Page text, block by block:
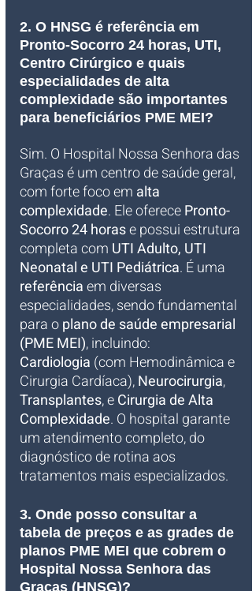
2. O HNSG é referência em
Pronto-Socorro 24 horas, UTI,
Centro Cirúrgico e quais
especialidades de alta
complexidade são importantes
para beneficiários PME MEI?
Sim. O Hospital Nossa Senhora das
Graças é um centro de saúde geral,
com forte foco em alta
complexidade. Ele oferece Pronto-
Socorro 24 horas e possui estrutura
completa com UTI Adulto, UTI
Neonatal e UTI Pediátrica. É uma
referência em diversas
especialidades, sendo fundamental
para o plano de saúde empresarial
(PME MEI), incluindo:
Cardiologia (com Hemodinâmica e
Cirurgia Cardíaca), Neurocirurgia,
Transplantes, e Cirurgia de Alta
Complexidade. O hospital garante
um atendimento completo, do
diagnóstico de rotina aos
tratamentos mais especializados.
3. Onde posso consultar a
tabela de preços e as grades de
planos PME MEI que cobrem o
Hospital Nossa Senhora das
Graças (HNSG)?